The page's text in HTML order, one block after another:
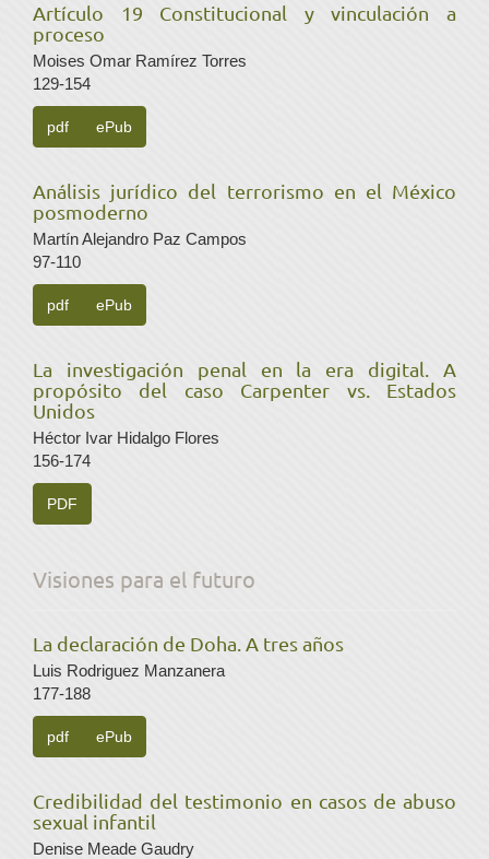
Artículo 19 Constitucional y vinculación a
proceso
Moises Omar Ramírez Torres
129-154
pdf ePub
Análisis jurídico del terrorismo en el México
posmoderno
Martín Alejandro Paz Campos
97-110
pdf ePub
La investigación penal en la era digital. A
propósito del caso Carpenter vs. Estados
Unidos
Héctor Ivar Hidalgo Flores
156-174
PDF
Visiones para el futuro
La declaración de Doha. A tres años
Luis Rodriguez Manzanera
177-188
pdf ePub
Credibilidad del testimonio en casos de abuso
sexual infantil
Denise Meade Gaudry